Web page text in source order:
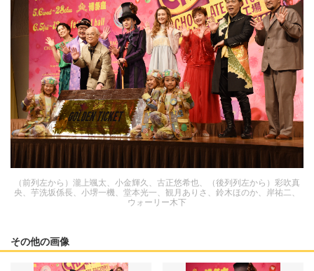
（前列左から）瀧上颯太、小金輝久、古正悠希也、（後列列左から）彩吹真
央、芋洗坂係長、小堺一機、堂本光一、観月ありさ、鈴木ほのか、岸祐二、
ウォーリー木下
その他の画像